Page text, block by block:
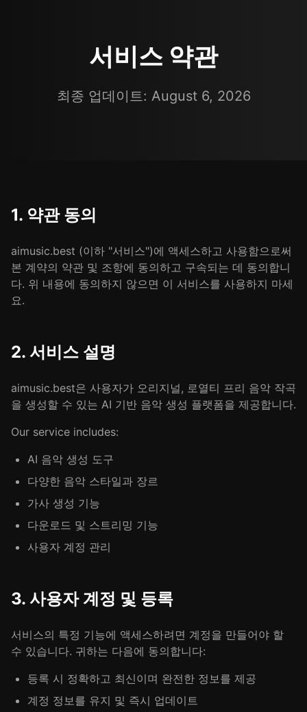
서비스 약관
최종 업데이트: August 6, 2026
1. 약관 동의
aimusic.best (이하 "서비스")에 액세스하고 사용함으로써
본 계약의 약관 및 조항에 동의하고 구속되는 데 동의합니
다. 위 내용에 동의하지 않으면 이 서비스를 사용하지 마세
요.
2. 서비스 설명
aimusic.best은 사용자가 오리지널, 로열티 프리 음악 작곡
을 생성할 수 있는 AI 기반 음악 생성 플랫폼을 제공합니다.
Our service includes:
AI 음악 생성 도구
다양한 음악 스타일과 장르
가사 생성 기능
다운로드 및 스트리밍 기능
사용자 계정 관리
3. 사용자 계정 및 등록
서비스의 특정 기능에 액세스하려면 계정을 만들어야 할
수 있습니다. 귀하는 다음에 동의합니다:
등록 시 정확하고 최신이며 완전한 정보를 제공
계정 정보를 유지 및 즉시 업데이트